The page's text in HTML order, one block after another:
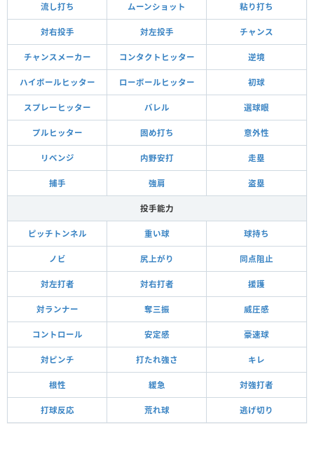
流し打ち ムーンショット 粘り打ち
対右投手 対左投手 チャンス
チャンスメーカー コンタクトヒッター 逆境
ハイボールヒッター ローボールヒッター 初球
スプレーヒッター バレル 選球眼
プルヒッター 固め打ち 意外性
リベンジ 内野安打 走塁
捕手 強肩 盗塁
投手能力
ピッチトンネル 重い球 球持ち
ノビ 尻上がり 同点阻止
対左打者 対右打者 援護
対ランナー 奪三振 威圧感
コントロール 安定感 豪速球
対ピンチ 打たれ強さ キレ
根性 緩急 対強打者
打球反応 荒れ球 逃げ切り